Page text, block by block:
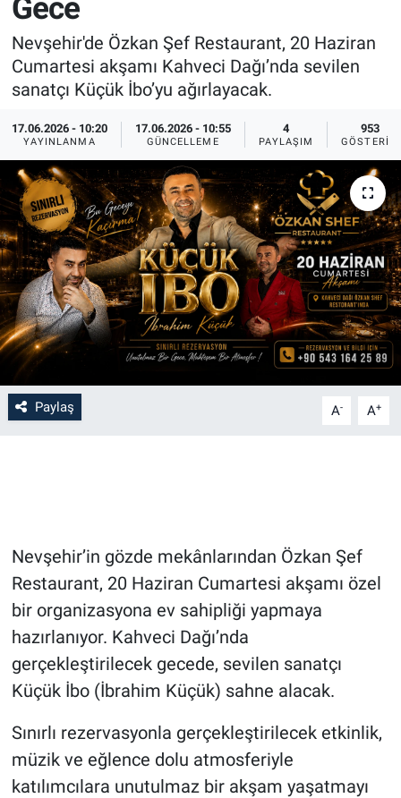
Gece
Nevşehir'de Özkan Şef Restaurant, 20 Haziran
Cumartesi akşamı Kahveci Dağı’nda sevilen
sanatçı Küçük İbo’yu ağırlayacak.
17.06.2026 - 10:20
YAYINLANMA
17.06.2026 - 10:55
GÜNCELLEME
4
PAYLAŞIM
953
GÖSTERIM
Paylaş A- A+
Nevşehir’in gözde mekânlarından Özkan Şef
Restaurant, 20 Haziran Cumartesi akşamı özel
bir organizasyona ev sahipliği yapmaya
hazırlanıyor. Kahveci Dağı’nda
gerçekleştirilecek gecede, sevilen sanatçı
Küçük İbo (İbrahim Küçük) sahne alacak.
Sınırlı rezervasyonla gerçekleştirilecek etkinlik,
müzik ve eğlence dolu atmosferiyle
katılımcılara unutulmaz bir akşam yaşatmayı
Sağlık
Yerel
Genel
Asayiş
İlan - Duyuru- Mesaj
Türkiye Gündemi
Sizden Gelenler
Yaşam
Sağlık
Eğitim
Kültür
3.Sayfa
Medya
Kayseri
Niğde
Aksaray
Yerel
İlan - Duyuru- Mesaj
Türkiye Gündemi
Sizden Gelenler